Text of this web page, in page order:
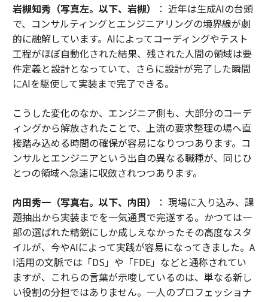
岩槻知秀（写真左。以下、岩槻）
： 近年は生成AIの台頭
で、コンサルティングとエンジニアリングの境界線が劇
的に融解しています。AIによってコーディングやテスト
工程がほぼ自動化された結果、残された人間の領域は要
件定義と設計となっていて、さらに設計が完了した瞬間
にAIを駆使して実装まで完了できる。
こうした変化のなか、エンジニア側も、大部分のコーデ
ィングから解放されたことで、上流の要求整理の場へ直
接踏み込める時間の確保が容易になりつつあります。コ
ンサルとエンジニアという出自の異なる職種が、同じひ
とつの領域へ急速に収斂されつつあります。
内田秀一（写真右。以下、内田）
： 現場に入り込み、課
題抽出から実装までを一気通貫で完遂する。かつては一
部の選ばれた精鋭にしか成しえなかったその高度なスタ
イルが、今やAIによって実践が容易になってきました。A
I活用の文脈では「DS」や「FDE」などと通称されてい
ますが、これらの言葉が示唆しているのは、単なる新し
い役割の分担ではありません。一人のプロフェッショナ